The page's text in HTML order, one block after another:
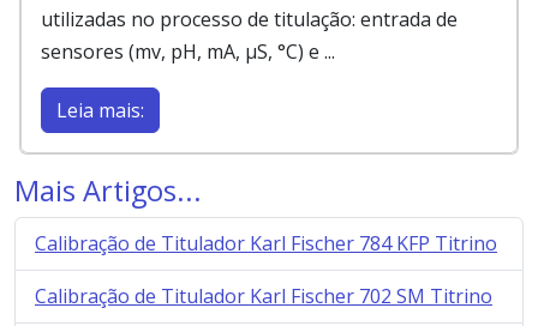
utilizadas no processo de titulação: entrada de
sensores (mv, pH, mA, µS, °C) e ...
Leia mais:
Mais Artigos...
Calibração de Titulador Karl Fischer 784 KFP Titrino
Calibração de Titulador Karl Fischer 702 SM Titrino